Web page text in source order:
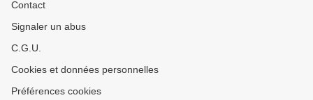
Contact
Signaler un abus
C.G.U.
Cookies et données personnelles
Préférences cookies